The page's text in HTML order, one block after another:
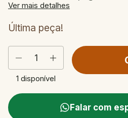
Ver mais detalhes
Última peça!
1 disponível
Falar com